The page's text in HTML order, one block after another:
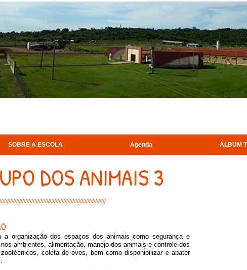
SOBRE A ESCOLA Agenda ÁLBUM
DOS ANIMAIS 3
a organização dos espaços dos animais como segurança e
ambientes, alimentação, manejo dos animais e controle dos
coleta de ovos, bem como disponibilizar e abater